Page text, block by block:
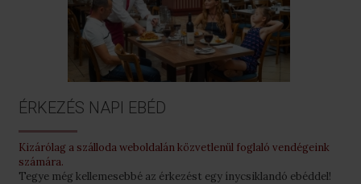
ÉRKEZÉS NAPI EBÉD
Kizárólag a szálloda weboldalán közvetlenül foglaló vendégeink
számára.
Tegye még kellemesebbé az érkezést egy ínycsiklandó ebéddel!